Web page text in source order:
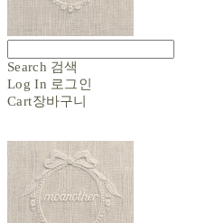
Search 검색
Log In 로그인
Cart장바구니